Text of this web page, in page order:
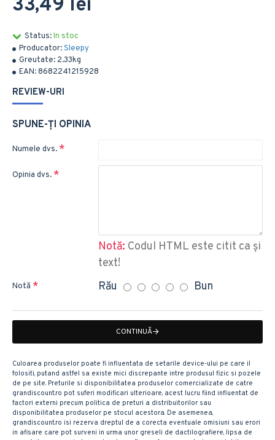
Status:In stoc
Producator:Sleepy
Greutate: 2.33kg
EAN: 8682241215928
33,49 lei
REVIEW-URI
SPUNE-ŢI OPINIA
Numele dvs.
Opinia dvs.
Notă: Codul HTML este citit ca şi
text!
Notă Rău Bun
CONTINUĂ
Culoarea produselor poate fi influentata de setarile device-ului pe care il
folositi, putand astfel sa existe mici discrepante intre produsul fizic si pozele
de pe site. Preturile si disponibilitatea produselor comercializate de catre
grandiscount.ro pot suferi modificari ulterioare, acest lucru fiind influentat de
factori externi precum politica de preturi a distribuitorilor sau
disponibilitatea produselor pe stocul acestora. De asemenea,
grandiscount.ro isi rezerva dreptul de a corecta eventuale omisiuni sau erori
in afisare care pot surveni in urma unor greseli de dactilografiere, lipsa de